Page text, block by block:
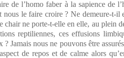
de l’homo faber à la sapience de
le faire croire ? Ne demeure-t-il
chair ne porte-t-elle en elle, au plein
reptiliennes, ces effusions
Jamais nous ne pouvons être
de repos et de calme alors